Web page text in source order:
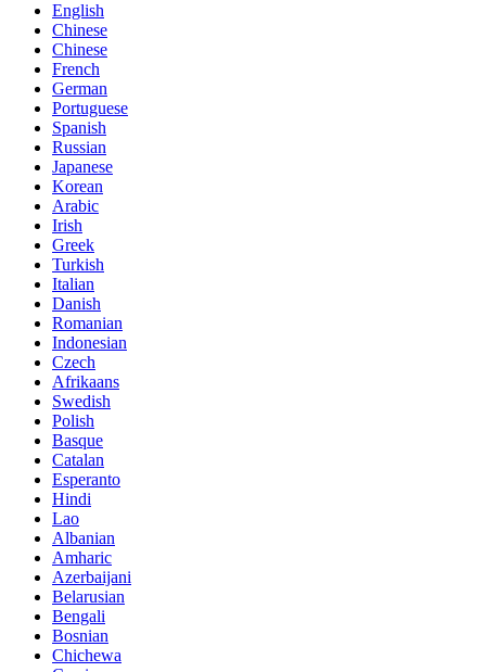
English
Chinese
Chinese
French
German
Portuguese
Spanish
Russian
Japanese
Korean
Arabic
Irish
Greek
Turkish
Italian
Danish
Romanian
Indonesian
Czech
Afrikaans
Swedish
Polish
Basque
Catalan
Esperanto
Hindi
Lao
Albanian
Amharic
Azerbaijani
Belarusian
Bengali
Bosnian
Chichewa